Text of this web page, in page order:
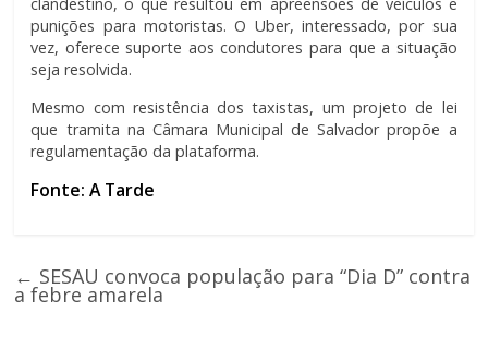
punições para motoristas. O Uber, interessado, por sua
vez, oferece suporte aos condutores para que a situação
seja resolvida.
Mesmo com resistência dos taxistas, um projeto de lei
que tramita na Câmara Municipal de Salvador propõe a
regulamentação da plataforma.
Fonte: A Tarde
← SESAU convoca população para “Dia D” contra
a febre amarela